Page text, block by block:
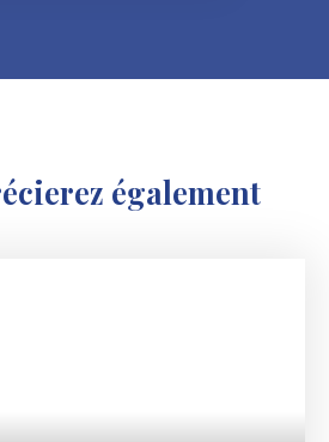
également